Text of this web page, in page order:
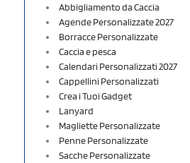
Abbigliamento da Caccia
Agende Personalizzate 2027
Borracce Personalizzate
Caccia e pesca
Calendari Personalizzati 2027
Cappellini Personalizzati
Crea i Tuoi Gadget
Lanyard
Magliette Personalizzate
Penne Personalizzate
Sacche Personalizzate